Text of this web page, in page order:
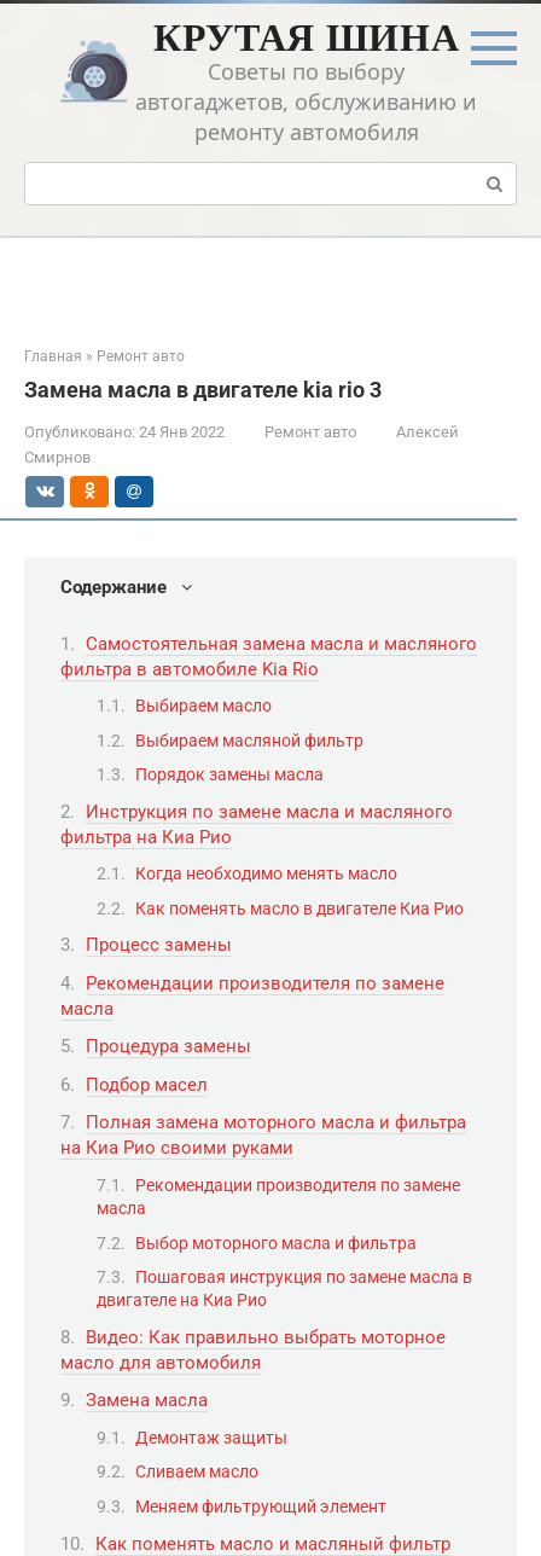
Перейти
контенту
КРУТАЯ ШИНА
Советы по выбору
автогаджетов, обслуживанию и
ремонту автомобиля
Поиск:
Главная » Ремонт авто
Замена масла в двигателе kia rio 3
Опубликовано: 24 Янв 2022 Ремонт авто
Алексей
Смирнов
Содержание
Самостоятельная замена масла и масляного
фильтра в автомобиле Kia Rio
Выбираем масло
Выбираем масляной фильтр
Порядок замены масла
Инструкция по замене масла и масляного
фильтра на Киа Рио
Когда необходимо менять масло
Как поменять масло в двигателе Киа Рио
Процесс замены
Рекомендации производителя по замене
масла
Процедура замены
Подбор масел
Полная замена моторного масла и фильтра
на Киа Рио своими руками
Рекомендации производителя по замене
масла
Выбор моторного масла и фильтра
Пошаговая инструкция по замене масла в
двигателе на Киа Рио
Видео: Как правильно выбрать моторное
масло для автомобиля
Замена масла
Демонтаж защиты
Сливаем масло
Меняем фильтрующий элемент
Как поменять масло и масляный фильтр